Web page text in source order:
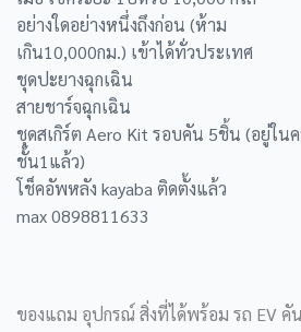
อย่างใดอย่างหนึ่งถึงก่อน (ห้าม
เกิน10,000กม.) เข้าได้ทั่วประเทศ
ชุดปะยางฉุกเฉิน
สายชาร์จฉุกเฉิน
ชุดสเกิร์ต Aero Kit รอบคัน 5ชิ้น (อยู่ใน
ชั้น1แล้ว)
โช็คอัพหลัง kayaba ติดตั้งแล้ว
max 0898811633
ของแถม อุปกรณ์ สิ่งที่ได้พร้อม รถ EV คั